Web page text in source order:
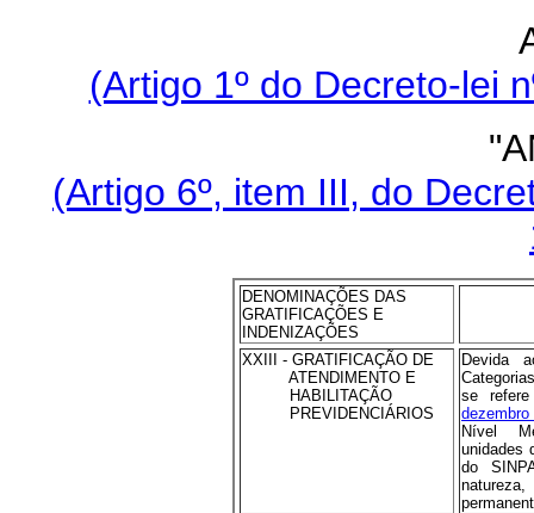
(Artigo 1º do Decreto-lei
(Artigo 6º, item III, do
DENOMINAÇÕES DAS
GRATIFICAÇÕES E
INDENIZAÇÕES
XXIII - GRATIFICAÇÃO DE
ATENDIMENTO E
HABILITAÇÃO
PREVIDENCIÁRIOS
Devida
se
Nível
unidades
do